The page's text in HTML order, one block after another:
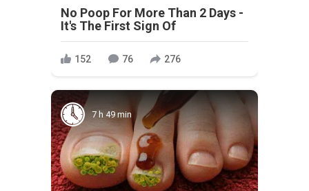
No Poop For More Than 2 Days -
It's The First Sign Of
152 76 276
7 h 49 min